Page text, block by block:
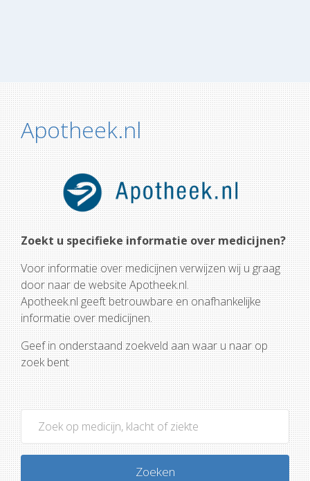
Apotheek.nl
Zoekt u specifieke informatie over medicijnen?
Voor informatie over medicijnen verwijzen wij u graag
door naar de website Apotheek.nl.
Apotheek.nl geeft betrouwbare en onafhankelijke
informatie over medicijnen.
Geef in onderstaand zoekveld aan waar u naar op
zoek bent
Zoeken